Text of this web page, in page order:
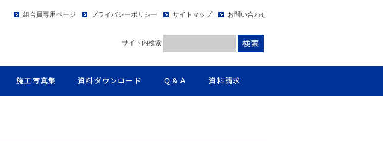
組合員専用ページ プライバシーポリシー サイトマップ お問い合わせ
サイト内検索
施工写真集 資料ダウンロード Ｑ＆Ａ 資料請求